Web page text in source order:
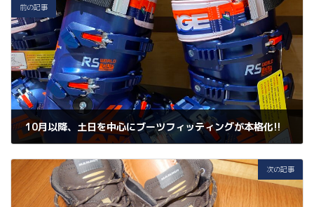
b
o
o
k
er Li
n
k
前の記事
10月以降、土日を中心にブーツフィッティングが本格化!!
次の記事